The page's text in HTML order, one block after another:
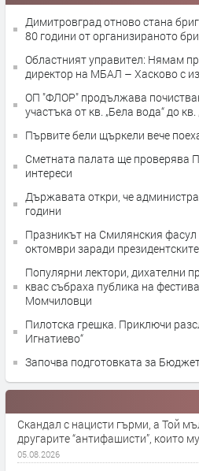
Димитровград отново стана
80 години от организираното
Областният управител: Нямам
директор на МБАЛ – Хасково с
ОП "ФЛОР" продължава
участъка от кв. „Бела вода“ до кв.
Първите бели щъркели вече
Сметната палата ще провeрява
интереси
Държавата откри, че
години
Празникът на Смилянския фасул
октомври заради
Популярни лектори, дихателни
квас събраха публика на
Момчиловци
Пилотска грешка. Приключи
Игнатиево“
Започва подготовката за
Скандал с нацисти гърми, а Той
другарите “антифашисти”, които
05.08.2026